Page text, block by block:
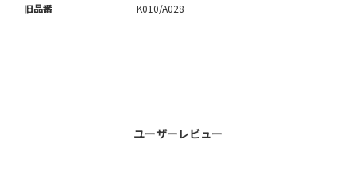
旧品番 K010/A028
ユーザーレビュー